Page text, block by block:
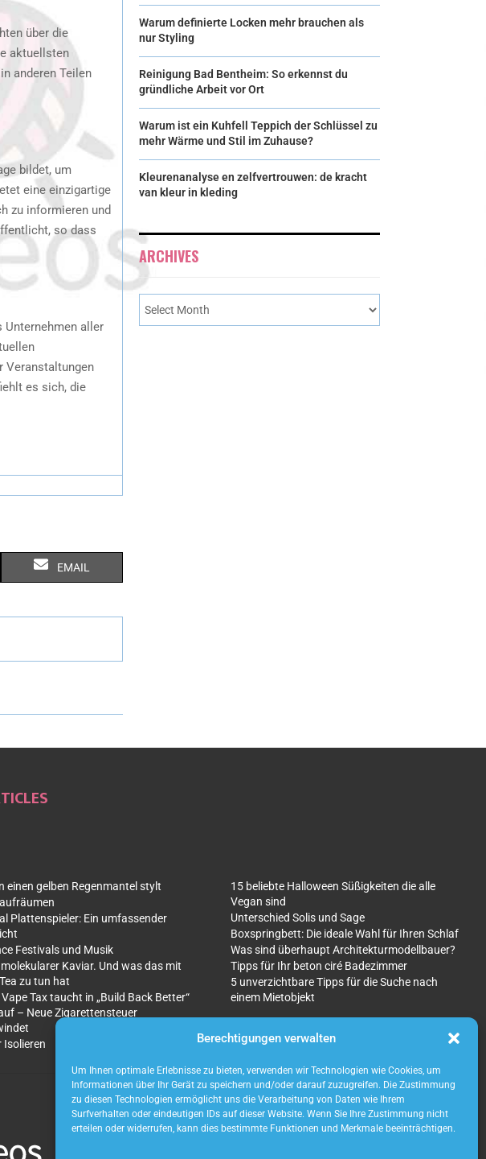
Berechtigungen verwalten
Um Ihnen optimale Erlebnisse zu bieten, verwenden wir Technologien wie Cookies, um
Informationen über Ihr Gerät zu speichern und/oder darauf zuzugreifen. Die Zustimmung
zu diesen Technologien ermöglicht uns die Verarbeitung von Daten wie Ihrem
Surfverhalten oder eindeutigen IDs auf dieser Website. Wenn Sie Ihre Zustimmung nicht
erteilen oder widerrufen, kann dies bestimmte Funktionen und Merkmale beeinträchtigen.
über die
aktuellsten
anderen Teilen
bildet, um
eine einzigartige
zu informieren und
so dass
Unternehmen aller
Veranstaltungen
es sich, die
EMAIL
Warum definierte Locken mehr brauchen als
nur Styling
Reinigung Bad Bentheim: So erkennst du
gründliche Arbeit vor Ort
Warum ist ein Kuhfell Teppich der Schlüssel zu
mehr Wärme und Stil im Zuhause?
Kleurenanalyse en zelfvertrouwen: de kracht
van kleur in kleding
ARCHIVES
einen gelben Regenmantel stylt
Plattenspieler: Ein umfassender
Festivals und Musik
Kaviar. Und was das mit
zu tun hat
Tax taucht in „Build Back Better“
– Neue Zigarettensteuer
Isolieren
15 beliebte Halloween Süßigkeiten die alle
Vegan sind
Unterschied Solis und Sage
Boxspringbett: Die ideale Wahl für Ihren Schlaf
Was sind überhaupt Architekturmodellbauer?
Tipps für Ihr beton ciré Badezimmer
5 unverzichtbare Tipps für die Suche nach
einem Mietobjekt